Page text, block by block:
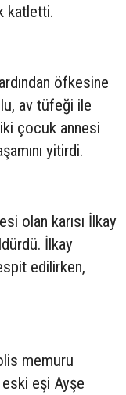
katletti.
öfkesine
av tüfeği ile
çocuk annesi
yitirdi.
olan karısı İlkay
İlkay
edilirken,
memuru
eski eşi Ayşe